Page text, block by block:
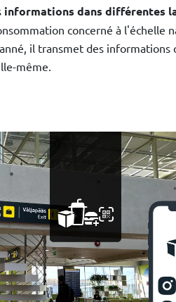
informations dans différentes
concerné à l'échelle
il transmet des informations
même.